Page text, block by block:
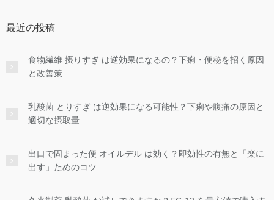
最近の投稿
食物繊維 摂りすぎ は逆効果になるの？下痢・便秘を招く原因
と改善策
乳酸菌 とりすぎ は逆効果になる可能性？下痢や腹痛の原因と
適切な摂取量
出口で固まった便 オイルデル は効く？即効性の有無と「楽に
出す」ためのコツ